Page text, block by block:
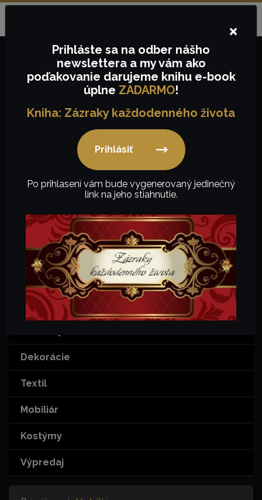
0,00€
Mobiliár
KATEGÓRIE
Šport
Dekorácie
Textil
Mobiliár
Kostýmy
Výpredaj
×
Prihláste sa na odber nášho
newsletteraa my vám ako
poďakovanie darujeme knihu e-book
úplne ZADARMO!
Kniha: Zázraky každodenného života
Prihlásiť
Po prihlasení vám bude vygenerovaný jedinečný
link na jeho stiahnutie.